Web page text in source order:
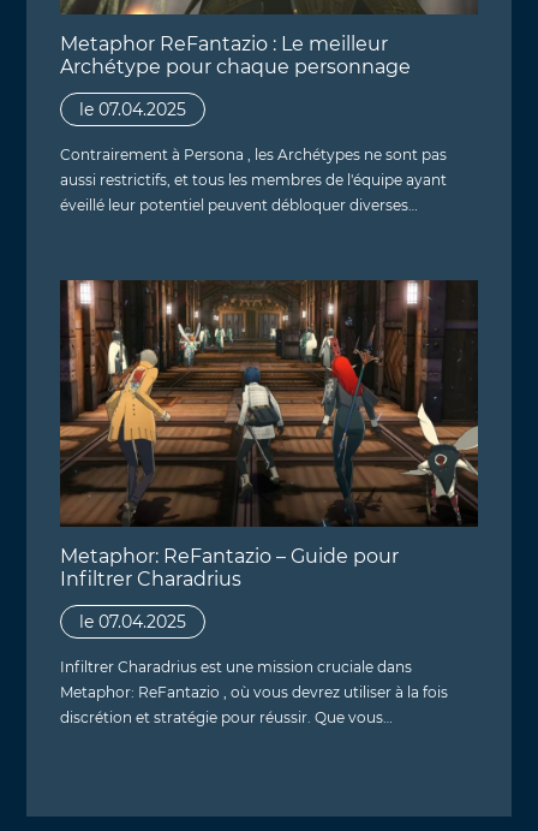
Metaphor ReFantazio : Le meilleur
Archétype pour chaque personnage
le 07.04.2025
Contrairement à Persona , les Archétypes ne sont pas
aussi restrictifs, et tous les membres de l'équipe ayant
éveillé leur potentiel peuvent débloquer diverses…
Metaphor: ReFantazio – Guide pour
Infiltrer Charadrius
le 07.04.2025
Infiltrer Charadrius est une mission cruciale dans
Metaphor: ReFantazio , où vous devrez utiliser à la fois
discrétion et stratégie pour réussir. Que vous…